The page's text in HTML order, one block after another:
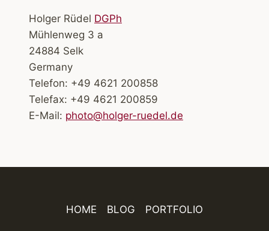
Holger Rüdel DGPh
Mühlenweg 3 a
24884 Selk
Germany
Telefon: +49 4621 200858
Telefax: +49 4621 200859
E-Mail: photo@holger-ruedel.de
HOME BLOG PORTFOLIO